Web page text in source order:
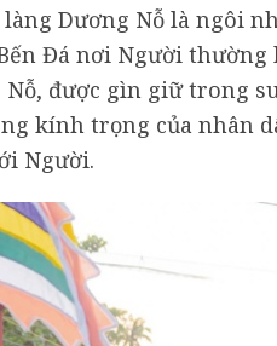
Dương Nỗ là ngôi
Đá nơi Người
được gìn giữ trong
kính trọng của nhân
Người.